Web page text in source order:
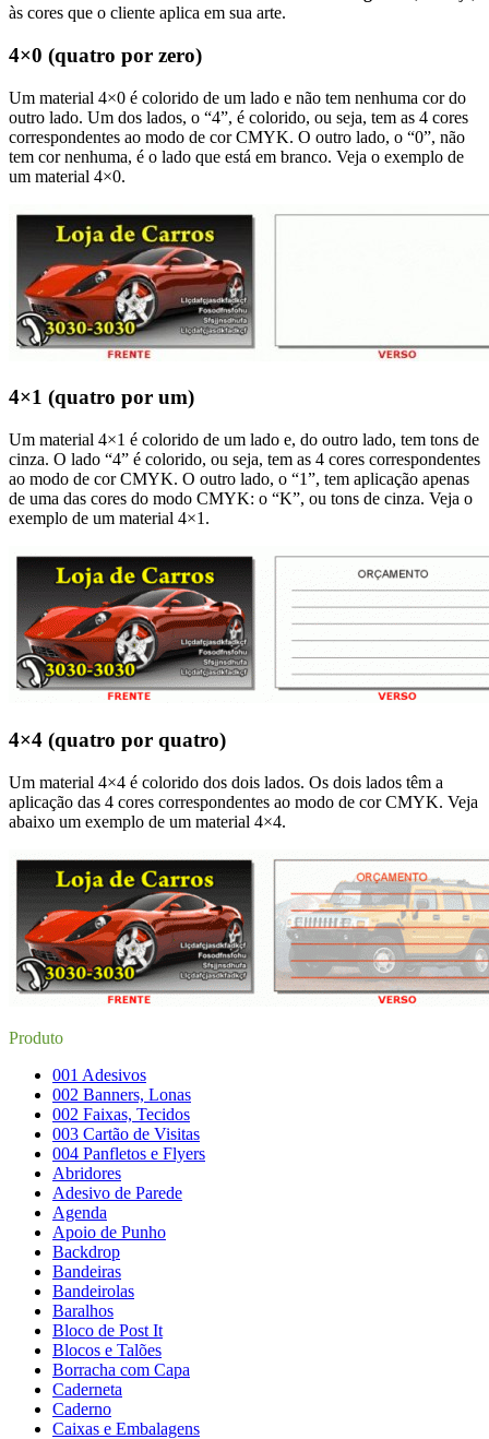
às cores que o cliente aplica em sua arte.
4×0 (quatro por zero)
Um material 4×0 é colorido de um lado e não tem nenhuma cor do
outro lado. Um dos lados, o “4”, é colorido, ou seja, tem as 4 cores
correspondentes ao modo de cor CMYK. O outro lado, o “0”, não
tem cor nenhuma, é o lado que está em branco. Veja o exemplo de
um material 4×0.
4×1 (quatro por um)
Um material 4×1 é colorido de um lado e, do outro lado, tem tons de
cinza. O lado “4” é colorido, ou seja, tem as 4 cores correspondentes
ao modo de cor CMYK. O outro lado, o “1”, tem aplicação apenas
de uma das cores do modo CMYK: o “K”, ou tons de cinza. Veja o
exemplo de um material 4×1.
4×4 (quatro por quatro)
Um material 4×4 é colorido dos dois lados. Os dois lados têm a
aplicação das 4 cores correspondentes ao modo de cor CMYK. Veja
abaixo um exemplo de um material 4×4.
Produto
001 Adesivos
002 Banners, Lonas
002 Faixas, Tecidos
003 Cartão de Visitas
004 Panfletos e Flyers
Abridores
Adesivo de Parede
Agenda
Apoio de Punho
Backdrop
Bandeiras
Bandeirolas
Baralhos
Bloco de Post It
Blocos e Talões
Borracha com Capa
Caderneta
Caderno
Caixas e Embalagens